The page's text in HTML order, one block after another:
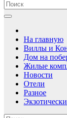
На главную
Виллы и
Дом на
Жилые
Новости
Отели
Разное